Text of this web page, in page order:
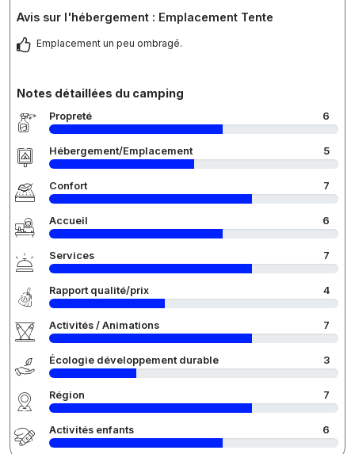
Avis sur l'hébergement : Emplacement Tente
Emplacement un peu ombragé.
Notes détaillées du camping
Propreté 6
Hébergement/Emplacement 5
Confort 7
Accueil 6
Services 7
Rapport qualité/prix 4
Activités / Animations 7
Écologie développement durable 3
Région 7
Activités enfants 6